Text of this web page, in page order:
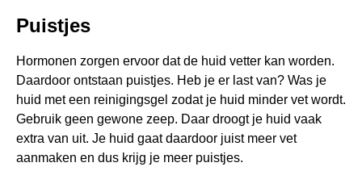
Puistjes
Hormonen zorgen ervoor dat de huid vetter kan worden.
Daardoor ontstaan puistjes. Heb je er last van? Was je
huid met een reinigingsgel zodat je huid minder vet wordt.
Gebruik geen gewone zeep. Daar droogt je huid vaak
extra van uit. Je huid gaat daardoor juist meer vet
aanmaken en dus krijg je meer puistjes.